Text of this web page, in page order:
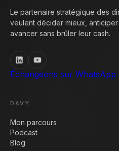
Le partenaire stratégique des
veulent décider mieux,
avancer sans brûler leur cash.
Échangeons sur WhatsApp
DAVY
Mon parcours
Podcast
Blog